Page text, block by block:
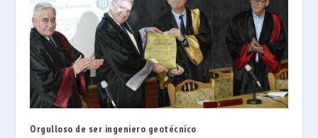
Orgulloso de ser ingeniero geotécnico